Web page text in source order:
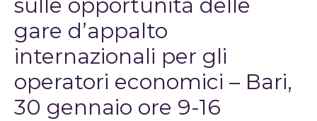
gare d’appalto
internazionali per gli
operatori economici – Bari,
30 gennaio ore 9-16